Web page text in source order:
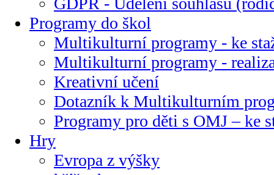
Programy do škol
Multikulturní programy - ke
Multikulturní programy -
Kreativní učení
Dotazník k Multikulturním
Programy pro děti s OMJ – ke
Hry
Evropa z výšky